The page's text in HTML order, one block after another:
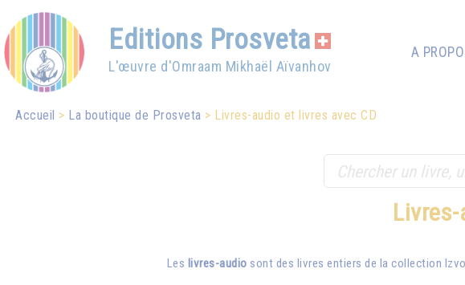
Editions Prosveta
L'œuvre d'Omraam Mikhaël Aïvanhov
A
Accueil La boutique de Prosveta Livres-audio et livres avec CD
Les livres-audio sont des livres entiers de la collection